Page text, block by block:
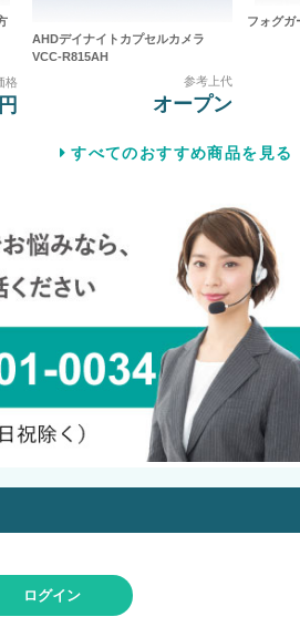
格
AHDデイナイトカプセルカメラ
VCC-R815AH
参考上代
オープン
フォグガ
すべてのおすすめ商品を見る
ログイン